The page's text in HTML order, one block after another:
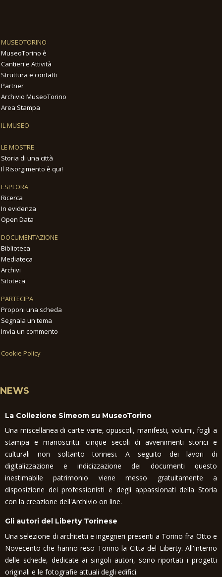
MUSEOTORINO
MuseoTorino è
Cantieri e Attività
Struttura e contatti
Partner
Archivio MuseoTorino
Area Stampa
IL MUSEO
LE MOSTRE
Storia di una città
Il Risorgimento è qui!
ESPLORA
Ricerca
In evidenza
Open Data
DOCUMENTAZIONE
Biblioteca
Mediateca
Archivi
Sitoteca
PARTECIPA
Proponi una scheda
Segnala un tema
Invia un commento
Cookie Policy
NEWS
La Collezione Simeom su MuseoTorino
Una miscellanea di carte varie, opuscoli, manifesti, volumi, fogli a
stampa e manoscritti: cinque secoli di avvenimenti storici e
culturali non soltanto torinesi. A seguito dei lavori di
digitalizzazione e indicizzazione dei documenti questo
inestimabile patrimonio viene messo gratuitamente a
disposizione dei professionisti e degli appassionati della Storia
con la creazione dell'Archivio on line.
Gli autori del Liberty Torinese
Una selezione di architetti e ingegneri presenti a Torino fra Otto e
Novecento che hanno reso Torino la Citta del Liberty. All'interno
delle schede, dedicate ai singoli autori, sono riportati i progetti
originali e le fotografie attuali degli edifici.